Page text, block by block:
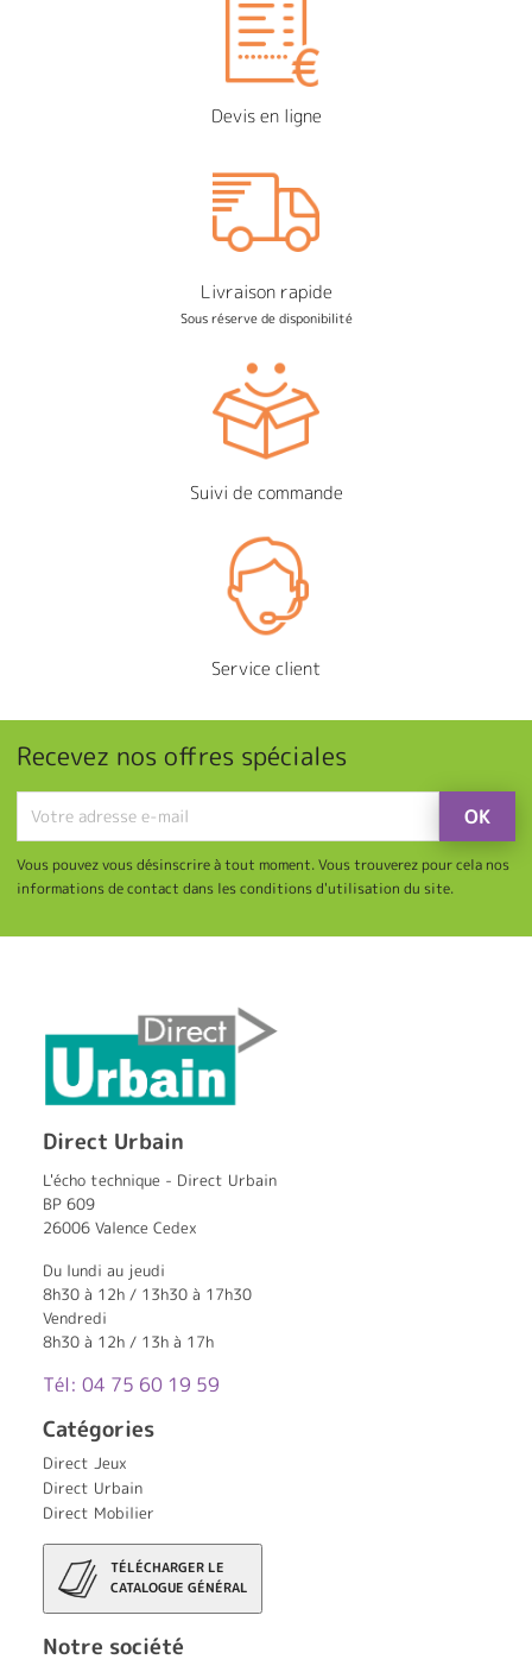
Devis en ligne
Livraison rapide
Sous réserve de disponibilité
Suivi de commande
Service client
Recevez nos offres spéciales
Vous pouvez vous désinscrire à tout moment. Vous trouverez pour cela nos
informations de contact dans les conditions d'utilisation du site.
Direct Urbain
L'écho technique - Direct Urbain
BP 609
26006 Valence Cedex
Du lundi au jeudi
8h30 à 12h / 13h30 à 17h30
Vendredi
8h30 à 12h / 13h à 17h
Tél: 04 75 60 19 59
Catégories
Direct Jeux
Direct Urbain
Direct Mobilier
TÉLÉCHARGER LE
CATALOGUE GÉNÉRAL
Notre société